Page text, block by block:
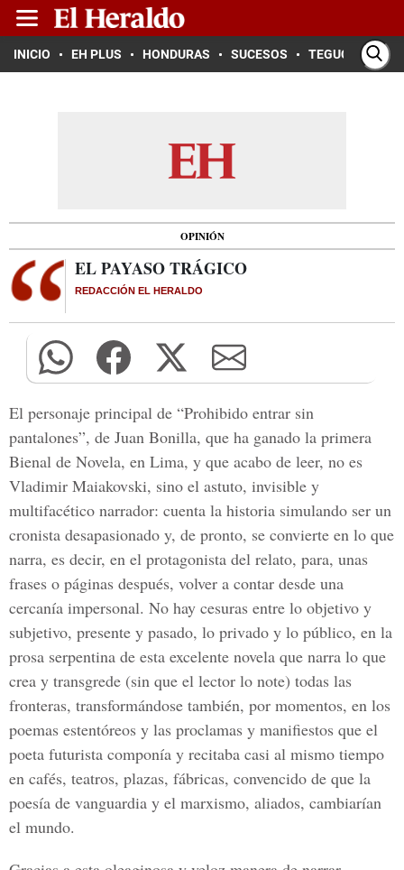
INICIO EH PLUS HONDURAS SUCESOS TEGUCIGALPA
OPINIÓN
EL PAYASO TRÁGICO
REDACCIÓN EL HERALDO
El personaje principal de “Prohibido entrar sin
pantalones”, de Juan Bonilla, que ha ganado la primera
Bienal de Novela, en Lima, y que acabo de leer, no es
Vladimir Maiakovski, sino el astuto, invisible y
multifacético narrador: cuenta la historia simulando ser un
cronista desapasionado y, de pronto, se convierte en lo que
narra, es decir, en el protagonista del relato, para, unas
frases o páginas después, volver a contar desde una
cercanía impersonal. No hay cesuras entre lo objetivo y
subjetivo, presente y pasado, lo privado y lo público, en la
prosa serpentina de esta excelente novela que narra lo que
crea y transgrede (sin que el lector lo note) todas las
fronteras, transformándose también, por momentos, en los
poemas estentóreos y las proclamas y manifiestos que el
poeta futurista componía y recitaba casi al mismo tiempo
en cafés, teatros, plazas, fábricas, convencido de que la
poesía de vanguardia y el marxismo, aliados, cambiarían
el mundo.